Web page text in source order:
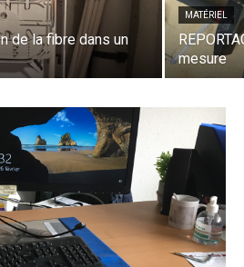
de la fibre dans un
MATÉRIEL
mesure